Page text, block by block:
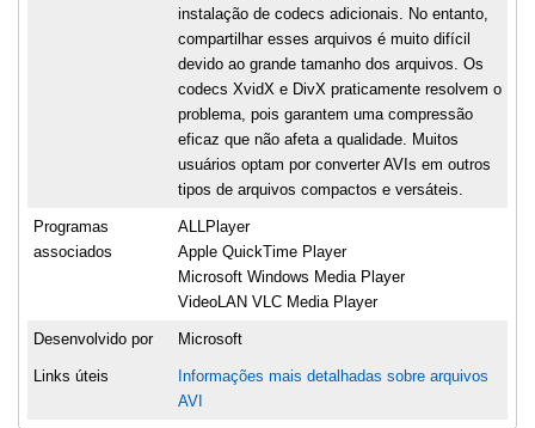
instalação de codecs adicionais. No entanto,
compartilhar esses arquivos é muito difícil
devido ao grande tamanho dos arquivos. Os
codecs XvidX e DivX praticamente resolvem o
problema, pois garantem uma compressão
eficaz que não afeta a qualidade. Muitos
usuários optam por converter AVIs em outros
tipos de arquivos compactos e versáteis.
Programas
associados
ALLPlayer
Apple QuickTime Player
Microsoft Windows Media Player
VideoLAN VLC Media Player
Desenvolvido por Microsoft
Links úteis
Informações mais detalhadas sobre arquivos
AVI